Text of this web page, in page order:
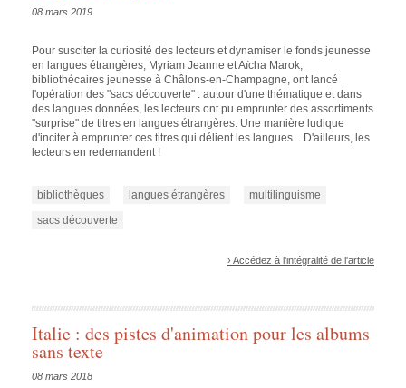
08 mars 2019
Pour susciter la curiosité des lecteurs et dynamiser le fonds jeunesse
en langues étrangères, Myriam Jeanne et Aïcha Marok,
bibliothécaires jeunesse à Châlons-en-Champagne, ont lancé
l'opération des "sacs découverte" : autour d'une thématique et dans
des langues données, les lecteurs ont pu emprunter des assortiments
"surprise" de titres en langues étrangères. Une manière ludique
d'inciter à emprunter ces titres qui délient les langues... D'ailleurs, les
lecteurs en redemandent !
bibliothèques langues étrangères
multilinguisme
sacs découverte
› Accédez à l'intégralité de l'article
Italie : des pistes d'animation pour les albums
sans texte
08 mars 2018